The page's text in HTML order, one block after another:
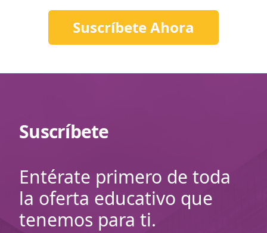
Suscríbete Ahora
Suscríbete
Entérate primero de toda
la oferta educativo que
tenemos para ti.